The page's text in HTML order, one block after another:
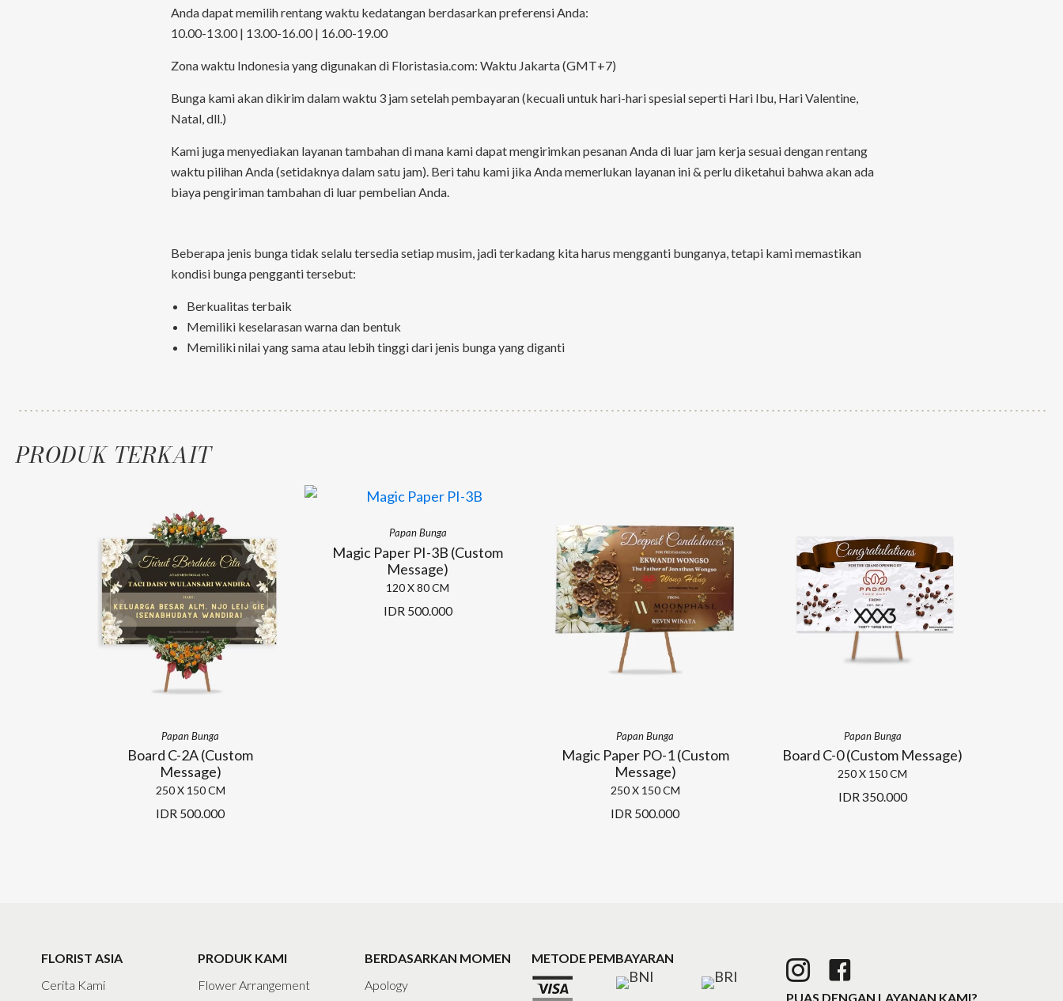
Anda dapat memilih rentang waktu kedatangan berdasarkan preferensi Anda:
10.00-13.00 | 13.00-16.00 | 16.00-19.00
Zona waktu Indonesia yang digunakan di Floristasia.com: Waktu Jakarta (GMT+7)
Bunga kami akan dikirim dalam waktu 3 jam setelah pembayaran (kecuali untuk hari-hari spesial seperti Hari Ibu, Hari Valentine,
Natal, dll.)
Kami juga menyediakan layanan tambahan di mana kami dapat mengirimkan pesanan Anda di luar jam kerja sesuai dengan rentang
waktu pilihan Anda (setidaknya dalam satu jam). Beri tahu kami jika Anda memerlukan layanan ini & perlu diketahui bahwa akan ada
biaya pengiriman tambahan di luar pembelian Anda.
Beberapa jenis bunga tidak selalu tersedia setiap musim, jadi terkadang kita harus mengganti bunganya, tetapi kami memastikan
kondisi bunga pengganti tersebut:
Berkualitas terbaik
Memiliki keselarasan warna dan bentuk
Memiliki nilai yang sama atau lebih tinggi dari jenis bunga yang diganti
PRODUK TERKAIT
Papan Bunga
Board C-2A (Custom
Message)
250 X 150 CM
IDR 500.000
Papan Bunga
Magic Paper PI-3B (Custom
Message)
120 X 80 CM
IDR500.000
Papan Bunga
Magic Paper PO-1 (Custom
Message)
250 X 150 CM
IDR 500.000
Papan Bunga
Board C-0 (Custom Message)
250 X 150 CM
IDR350.000
FLORIST ASIA
Cerita Kami
PRODUK KAMI
Flower Arrangement
BERDASARKAN MOMEN
Apology
METODE PEMBAYARAN
PUAS DENGAN LAYANAN KAMI?